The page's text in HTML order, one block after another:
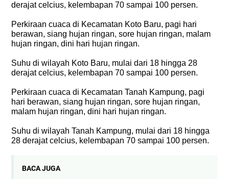
derajat celcius, kelembapan 70 sampai 100 persen.
Perkiraan cuaca di Kecamatan Koto Baru, pagi hari
berawan, siang hujan ringan, sore hujan ringan, malam
hujan ringan, dini hari hujan ringan.
Suhu di wilayah Koto Baru, mulai dari 18 hingga 28
derajat celcius, kelembapan 70 sampai 100 persen.
Perkiraan cuaca di Kecamatan Tanah Kampung, pagi
hari berawan, siang hujan ringan, sore hujan ringan,
malam hujan ringan, dini hari hujan ringan.
Suhu di wilayah Tanah Kampung, mulai dari 18 hingga
28 derajat celcius, kelembapan 70 sampai 100 persen.
BACA JUGA